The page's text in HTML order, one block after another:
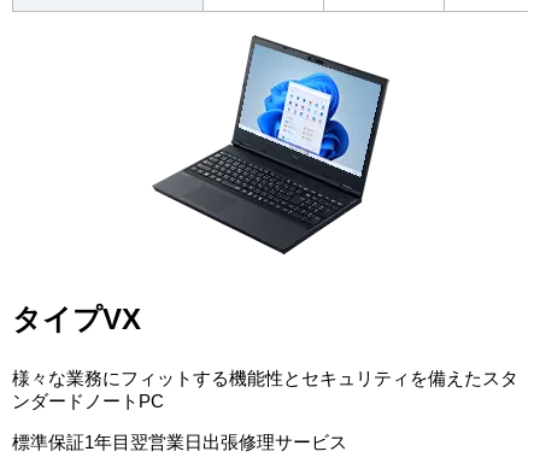
タイプVX
様々な業務にフィットする機能性とセキュリティを備えたスタ
ンダードノートPC
標準保証1年目翌営業日出張修理サービス